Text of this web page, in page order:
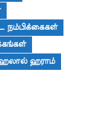
நம்பிக்கைகள்
ஹராம்